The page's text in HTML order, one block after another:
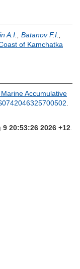
A.I. Batanov F.I.
of Kamchatka
Accumulative
9 20:53:26 2026 +12